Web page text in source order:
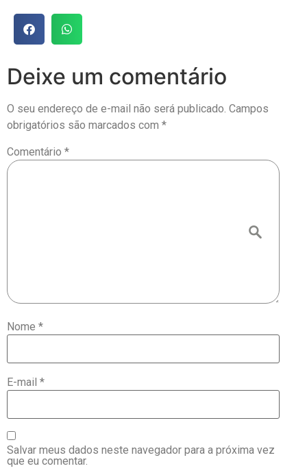
Deixe um comentário
O seu endereço de e-mail não será publicado. Campos
obrigatórios são marcados com *
Comentário *
Nome *
E-mail *
Salvar meus dados neste navegador para a próxima vez
que eu comentar.